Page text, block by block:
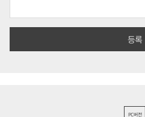
PC버전